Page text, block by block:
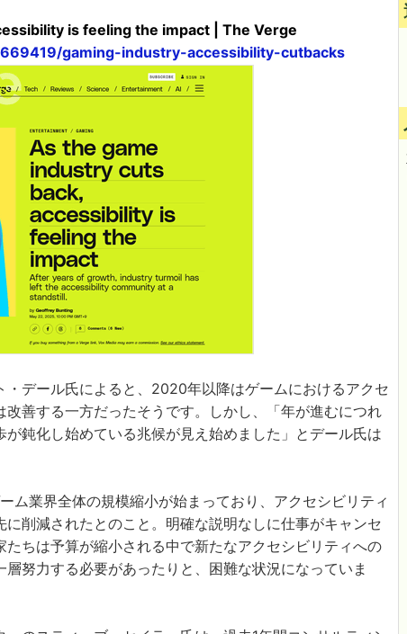
is feeling the impact | The Verge
gaming-industry-accessibility-cutbacks
デール氏によると、2020年以降はゲームにおけるアクセ
善する一方だったそうです。しかし、「年が進むにつれ
鈍化し始めている兆候が見え始めました」とデール氏は
ム業界全体の規模縮小が始まっており、アクセシビリティ
削減されたとのこと。明確な説明なしに仕事がキャンセ
ちは予算が縮小される中で新たなアクセシビリティへの
努力する必要があったりと、困難な状況になっていま